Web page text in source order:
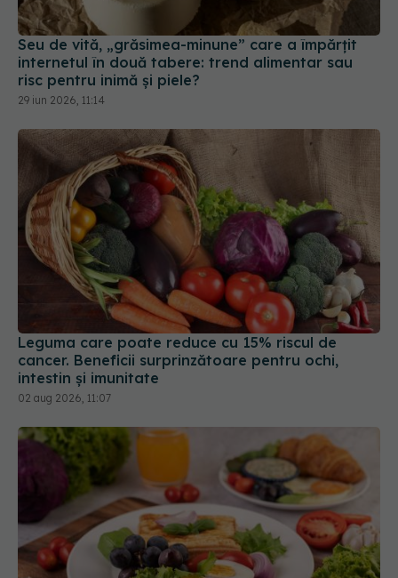
29 iun 2026, 11:14
Leguma care poate reduce cu 15% riscul de
cancer. Beneficii surprinzătoare pentru ochi,
intestin și imunitate
02 aug 2026, 11:07
Alimentul consumat zilnic care ar putea crește
riscul unei tulburări cardiace periculoase. Poate